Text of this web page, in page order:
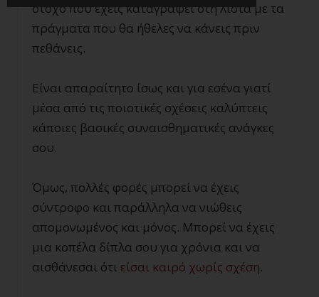
στόχο που έχεις καταγράψει στη λίστα με τα
πράγματα που θα ήθελες να κάνεις πριν
πεθάνεις.
Είναι απαραίτητο ίσως και για εσένα γιατί
μέσα από τις ποιοτικές σχέσεις καλύπτεις
κάποιες βασικές συναισθηματικές ανάγκες
σου.
Όμως, πολλές φορές μπορεί να έχεις
σύντροφο και παράλληλα να νιώθεις
απομονωμένος και μόνος. Μπορεί να έχεις
μια κοπέλα δίπλα σου για χρόνια και να
αισθάνεσαι ότι είσαι καιρό χωρίς σχέση.